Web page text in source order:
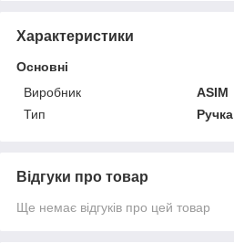
Характеристики
Основні
Виробник
ASIM
Тип
Ручка
Відгуки про товар
Ще немає відгуків про цей товар